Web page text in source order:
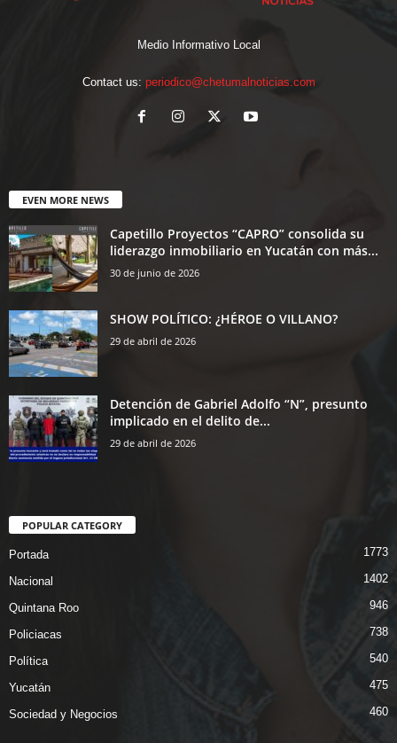
Medio Informativo Local
Contact us: periodico@chetumalnoticias.com
EVEN MORE NEWS
Capetillo Proyectos “CAPRO” consolida su
liderazgo inmobiliario en Yucatán con más...
30 de junio de 2026
SHOW POLÍTICO: ¿HÉROE O VILLANO?
29 de abril de 2026
Detención de Gabriel Adolfo “N”, presunto
implicado en el delito de...
29 de abril de 2026
POPULAR CATEGORY
Portada 1773
Nacional 1402
Quintana Roo 946
Policiacas 738
Política 540
Yucatán 475
Sociedad y Negocios 460